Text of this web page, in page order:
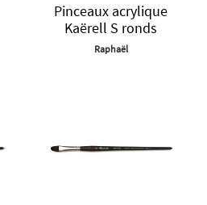
Pinceaux acrylique
Kaërell S ronds
Raphaël